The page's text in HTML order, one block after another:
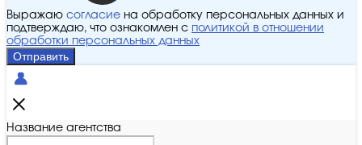
Выражаю согласие на обработку персональных данных и
подтверждаю, что ознакомлен с политикой в отношении
обработки персональных данных
Отправить
Название агентства